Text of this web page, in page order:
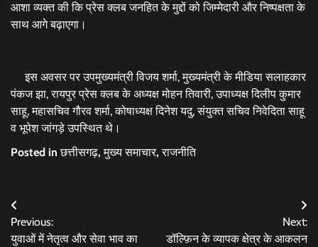
आशा व्यक्त की कि प्रेस क्लब जनहित के मुद्दों को जिम्मेदारी और निष्पक्षता के
साथ आगे बढ़ाएगा।
इस अवसर पर उपमुख्यमंत्री विजय शर्मा, मुख्यमंत्री के मीडिया सलाहकार
पंकज झा, रायपुर प्रेस क्लब के अध्यक्ष मोहन तिवारी, उपाध्यक्ष दिलीप कुमार
साहू, महासचिव गौरव शर्मा, कोषाध्यक्ष दिनेश यदु, संयुक्त सचिव निवेदिता साहू
व भूपेश जांगड़े उपस्थित थे।
Posted inछत्तीसगढ़,मुख्य समाचार,राजनीति
Post
navigation
Previous:
युवाओं में नेतृत्व और सेवा भाव का
Next:
डॉल्फ़िन के व्यापक क्षेत्र के आकलन